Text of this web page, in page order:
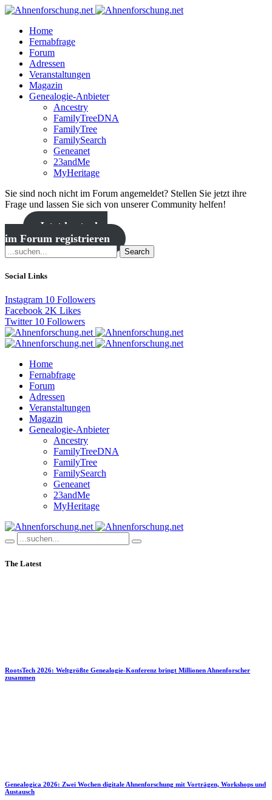
Home
Fernabfrage
Forum
Adressen
Veranstaltungen
Magazin
Genealogie-Anbieter
Ancestry
FamilyTreeDNA
FamilyTree
FamilySearch
Geneanet
23andMe
MyHeritage
Sie sind noch nicht im Forum angemeldet? Stellen Sie jetzt ihre
Frage und lassen Sie sich von unserer Community helfen!
Jetzt kostenlos
im Forum registrieren
Search
Social Links
Instagram 10 Followers
Facebook 2K Likes
Twitter 10 Followers
Home
Fernabfrage
Forum
Adressen
Veranstaltungen
Magazin
Genealogie-Anbieter
Ancestry
FamilyTreeDNA
FamilyTree
FamilySearch
Geneanet
23andMe
MyHeritage
The Latest
RootsTech 2026: Weltgrößte Genealogie-Konferenz bringt Millionen Ahnenforscher
zusammen
Genealogica 2026: Zwei Wochen digitale Ahnenforschung mit Vorträgen, Workshops und
Austausch